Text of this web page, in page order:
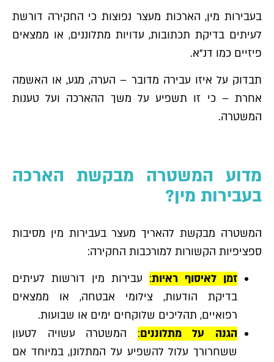
בעבירות מין, הארכות מעצר נפוצות כי החקירה דורשת
לעיתים בדיקת תכתובות, עדויות מתלוננים, או ממצאים
פיזיים כמו דנ"א.
תבדוק על איזו עבירה מדובר – הערה, מגע, או האשמה
אחרת – כי זו תשפיע על משך ההארכה ועל טענות
המשטרה.
מדוע המשטרה מבקשת הארכה
בעבירות מין?
המשטרה מבקשת להאריך מעצר בעבירות מין מסיבות
ספציפיות הקשורות למורכבות החקירה:
זמן לאיסוף ראיות: עבירות מין דורשות לעיתים
בדיקת הודעות, צילומי אבטחה, או ממצאים
רפואיים, תהליכים שלוקחים ימים או שבועות.
הגנה על מתלוננים: המשטרה עשויה לטעון
ששחרורך עלול להשפיע על המתלונן, במיוחד אם